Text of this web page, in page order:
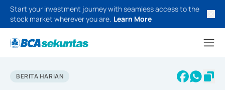
Start your investment journey with seamless access to the
stock market wherever you are. Learn More
BERITA HARIAN